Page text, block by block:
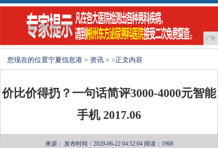
广告
您现在的位置宁夏信息港 > 资讯 > >正文内容
价比价得扔？一句话简评3000-4000元智能
手机 2017.06
来源： 发布时间：2020-06-22 04:52:04 阅读：1968